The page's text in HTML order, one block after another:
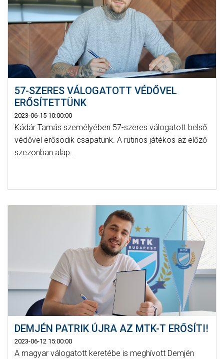
57-SZERES VÁLOGATOTT VÉDŐVEL
ERŐSÍTETTÜNK
2023-06-15 10:00:00
Kádár Tamás személyében 57-szeres válogatott belső
védővel erősödik csapatunk. A rutinos játékos az előző
szezonban alap...
DEMJÉN PATRIK ÚJRA AZ MTK-T ERŐSÍTI!
2023-06-12 15:00:00
A magyar válogatott keretébe is meghívott Demjén